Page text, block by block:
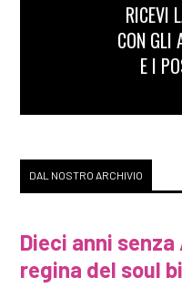
RICEVI
CON GLI
E I
DAL NOSTRO ARCHIVIO
Dieci anni
regina del soul